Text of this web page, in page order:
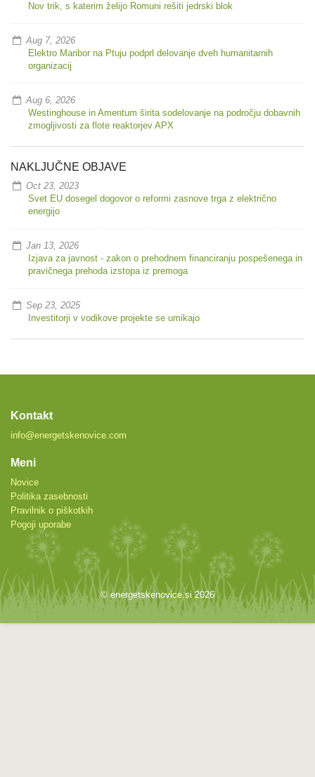
Nov trik, s katerim želijo Romuni rešiti jedrski blok
Aug 7, 2026
Elektro Maribor na Ptuju podprl delovanje dveh humanitarnih
organizacij
Aug 6, 2026
Westinghouse in Amentum širita sodelovanje na področju dobavnih
zmogljivosti za flote reaktorjev APX
NAKLJUČNE OBJAVE
Oct 23, 2023
Svet EU dosegel dogovor o reformi zasnove trga z električno
energijo
Jan 13, 2026
Izjava za javnost - zakon o prehodnem financiranju pospešenega in
pravičnega prehoda izstopa iz premoga
Sep 23, 2025
Investitorji v vodikove projekte se umikajo
Kontakt
info@energetskenovice.com
Meni
Novice
Politika zasebnosti
Pravilnik o piškotkih
Pogoji uporabe
© energetskenovice.si 2026